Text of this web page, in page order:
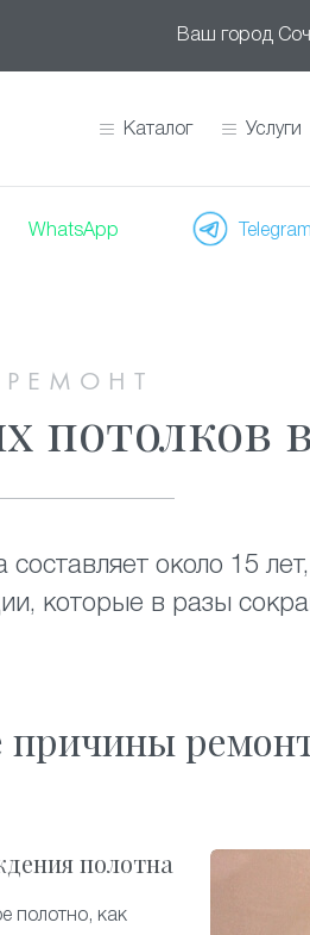
Ваш город
Каталог Услуги
WhatsApp Telegram
РЕМОНТ
потолков
около 15
которые в разы
причины
полотна
полотно, как